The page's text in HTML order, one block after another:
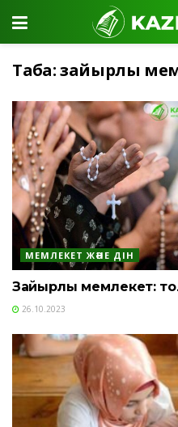
Таңба:зайырлы
МЕМЛЕКЕТ ЖӘНЕ ДІН
Зайырлы мемлекет:
26.10.2023